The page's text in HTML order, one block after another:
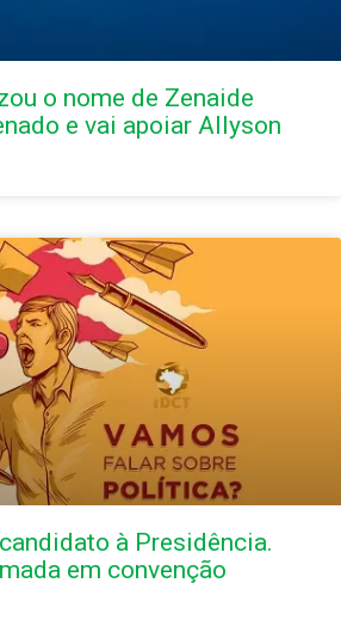
o nome de Zenaide
e vai apoiar Allyson
à Presidência.
em convenção